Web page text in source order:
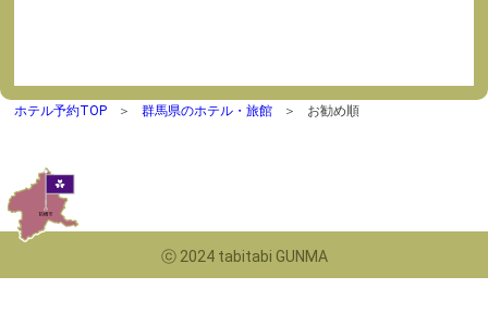
ホテル予約TOP 群馬県のホテル・旅館 お勧め順
ⓒ 2024 tabitabi GUNMA